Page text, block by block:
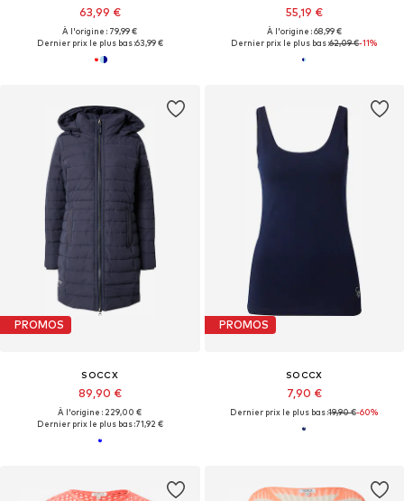
63,99 €
À l'origine : 79,99 €
Dernier prix le plus bas :63,99 €
55,19 €
À l'origine : 68,99 €
Dernier prix le plus bas :62,09 €-11%
PROMOS
SOCCX
89,90 €
À l'origine : 229,00 €
Dernier prix le plus bas :71,92 €
PROMOS
SOCCX
7,90 €
Dernier prix le plus bas :19,90 €-60%